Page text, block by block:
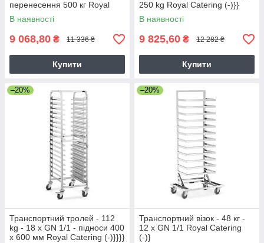
перенесення 500 кг Royal
Catering (-)
В наявності
9 068,80 ₴ 11 336 ₴
Купити
250 kg Royal Catering (-)}}
В наявності
9 825,60 ₴ 12 282 ₴
Купити
–20%
Транспортний тролей - 112
kg - 18 x GN 1/1 - підноси 400
x 600 мм Royal Catering (-)}}}}
–20%
Транспортний візок - 48 кг -
12 x GN 1/1 Royal Catering
(-)}